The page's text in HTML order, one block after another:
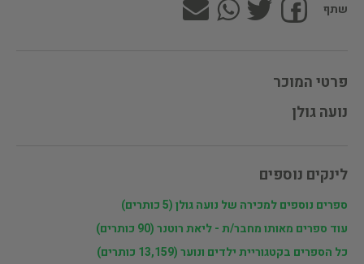
שתף
פרטי המוכר
לינקים נוספים
ספרים נוספים למכירה של ‫נועה גולן‬‎ (5 כותרים)
עוד ספרים מאותו מחבר/ת - ליאת רוטנר (90 כותרים)
כל הספרים בקטגוריית ילדים ונוער (13,159 כותרים)